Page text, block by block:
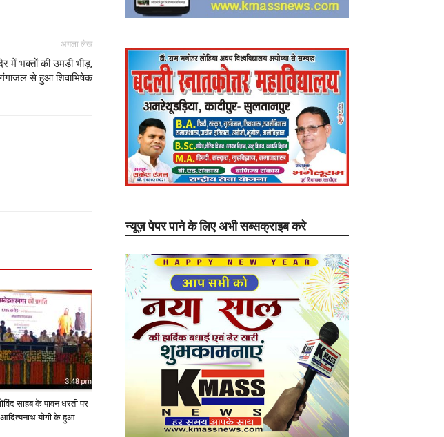
अगला लेख
में भक्तों की उमड़ी भीड़,
गंगाजल से हुआ शिवाभिषेक
साहब के पावन धरती पर
आदित्यनाथ योगी के हुआ
न्यूज़ पेपर पाने के लिए अभी सब्सक्राइब करे